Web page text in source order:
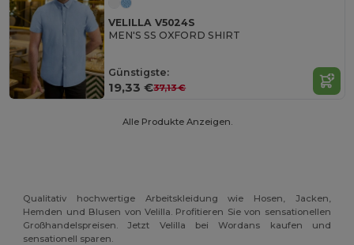
VELILLA V5024S
MEN'S SS OXFORD SHIRT
Günstigste:
19,33 €37,13 €
Alle Produkte Anzeigen.
Qualitativ hochwertige Arbeitskleidung wie Hosen, Jacken,
Hemden und Blusen von Velilla. Profitieren Sie von sensationellen
Großhandelspreisen. Jetzt Velilla bei Wordans kaufen und
sensationell sparen.